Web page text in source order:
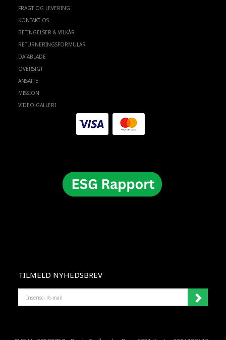
FRAGT OG LEVERING
KONTAKT OS
BETINGELSER & VILKÅR
RETURNERINGSFORMULAR
DATABLADE
OVERSIGT
ANSATTE
MISSION
VIDEO GALLERI
TILMELD NYHEDSBREV
MAIL